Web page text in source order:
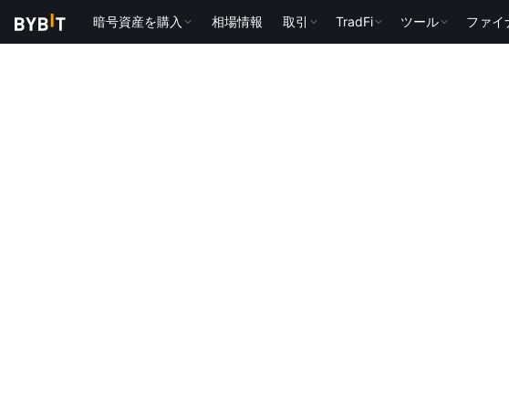
暗号資産を購入 相場情報 取引 TradFi ツール ファイ